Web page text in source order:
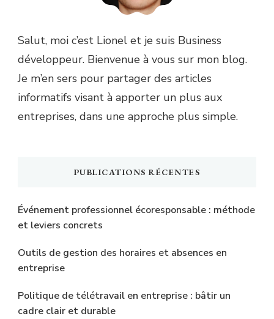
Salut, moi c’est Lionel et je suis Business
développeur. Bienvenue à vous sur mon blog.
Je m’en sers pour partager des articles
informatifs visant à apporter un plus aux
entreprises, dans une approche plus simple.
PUBLICATIONS RÉCENTES
Événement professionnel écoresponsable : méthode
et leviers concrets
Outils de gestion des horaires et absences en
entreprise
Politique de télétravail en entreprise : bâtir un
cadre clair et durable